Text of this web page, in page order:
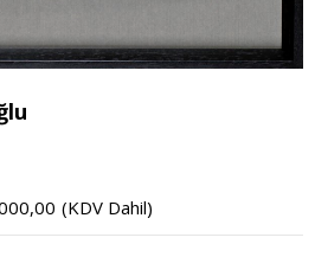
(KDV Dahil)